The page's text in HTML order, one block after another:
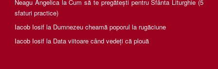
Neagu AngelicalaCum să te pregătești pentru Sfânta Liturghie (5
sfaturi practice)
Iacob Iosif la Dumnezeu cheamă poporul la rugăciune
Iacob Iosif la Data viitoare când vedeți că plouă